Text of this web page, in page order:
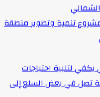
تنمية وتطوير منطقة